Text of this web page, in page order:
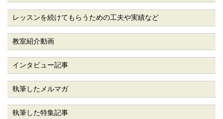
レッスンを続けてもらうための工夫や実績など
教室紹介動画
インタビュー記事
執筆したメルマガ
執筆した特集記事